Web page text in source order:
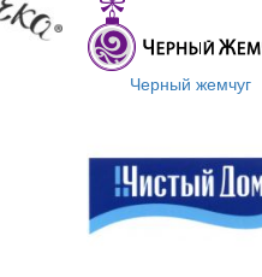
Черный жемчуг